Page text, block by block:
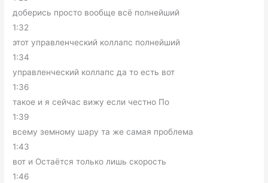
доберись просто вообще всё полнейший
1:32
этот управленческий коллапс полнейший
1:34
управленческий коллапс да то есть вот
1:36
такое и я сейчас вижу если честно По
1:39
всему земному шару та же самая проблема
1:43
вот и Остаётся только лишь скорость
1:46